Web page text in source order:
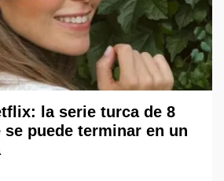
la serie turca de 8
puede terminar en un